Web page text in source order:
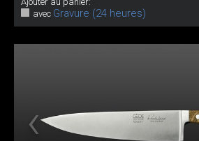
avec Gravure (24 heures)